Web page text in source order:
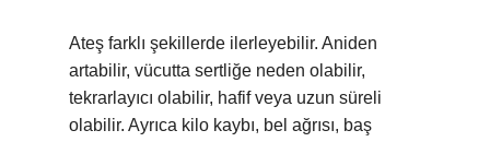
Ateş farklı şekillerde ilerleyebilir. Aniden
artabilir, vücutta sertliğe neden olabilir,
tekrarlayıcı olabilir, hafif veya uzun süreli
olabilir. Ayrıca kilo kaybı, bel ağrısı, baş